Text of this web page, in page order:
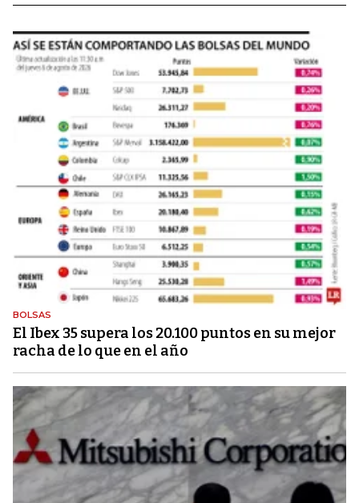
BOLSAS
El Ibex 35 supera los 20.100 puntos en su mejor
racha de lo que en el año